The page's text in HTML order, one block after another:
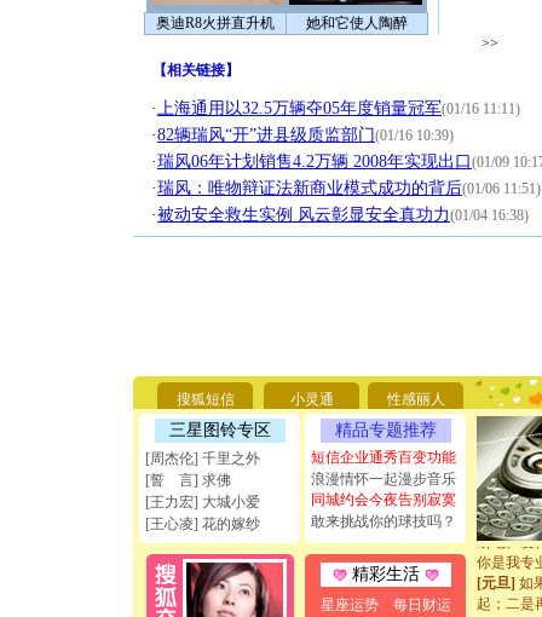
奥迪R8火拼直升机 她和它使人陶醉
>>
【相关链接】
·上海通用以32.5万辆夺05年度销量冠军(01/16 11:11)
·82辆瑞风“开”进县级质监部门(01/16 10:39)
·瑞风06年计划销售4.2万辆 2008年实现出口 (01/09
·瑞风：唯物辩证法新商业模式成功的背后(01/06 11:51)
·被动安全救生实例 风云彰显安全真功力(01/04 16:38)
搜狐短信 小灵通 性感丽人
三星图铃专区
[周杰伦] 千里之外
[誓 言] 求佛
[王力宏] 大城小爱
[王心凌] 花的嫁纱
精品专题推荐
短信企业通秀百变功能
浪漫情怀一起漫步音乐
同城约会今夜告别寂寞
敢来挑战你的球技吗？
精彩生活
星座运势
每日财运
要平安！
[圣诞节]
能正大光
天都要快
[圣诞节]
如意,快
[元旦]看
断电。爱
你是我专
[元旦] 如
起；二是